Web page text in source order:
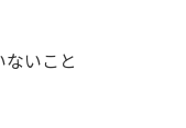
いこと